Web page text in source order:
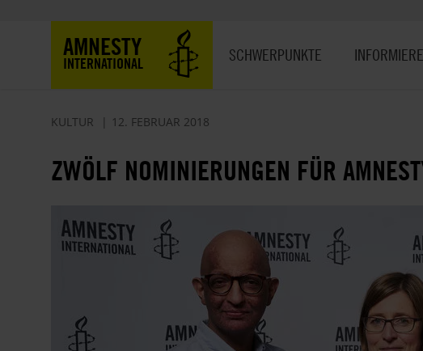
AMNESTY
INTERNATIONAL SCHWERPUNKTE
KULTUR 12. FEBRUAR 2018
ZWÖLF NOMINIERUNGEN FÜR